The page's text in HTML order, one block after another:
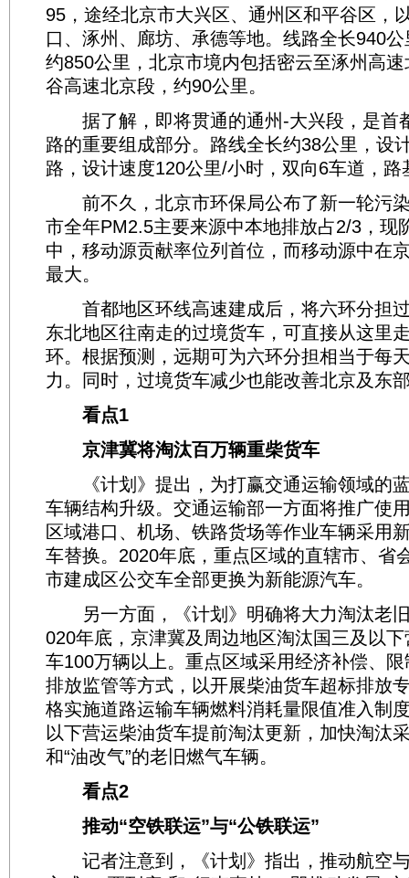
95，途经北京市大兴区、通州区和平谷区，
口、涿州、廊坊、承德等地。线路全长940
约850公里，北京市境内包括密云至涿州高
谷高速北京段，约90公里。
据了解，即将贯通的通州-大兴段，是首
路的重要组成部分。路线全长约38公里，设
路，设计速度120公里/小时，双向6车道，路
前不久，北京市环保局公布了新一轮污
市全年PM2.5主要来源中本地排放占2/3，现
中，移动源贡献率位列首位，而移动源中在
最大。
首都地区环线高速建成后，将六环分担
东北地区往南走的过境货车，可直接从这里
环。根据预测，远期可为六环分担相当于每
力。同时，过境货车减少也能改善北京及东
看点1
京津冀将淘汰百万辆重柴货车
《计划》提出，为打赢交通运输领域的
车辆结构升级。交通运输部一方面将推广使
区域港口、机场、铁路货场等作业车辆采用
车替换。2020年底，重点区域的直辖市、省
市建成区公交车全部更换为新能源汽车。
另一方面，《计划》明确将大力淘汰老
020年底，京津冀及周边地区淘汰国三及以
车100万辆以上。重点区域采用经济补偿、
排放监管等方式，以开展柴油货车超标排放
格实施道路运输车辆燃料消耗量限值准入制
以下营运柴油货车提前淘汰更新，加快淘汰
和“油改气”的老旧燃气车辆。
看点2
推动“空铁联运”与“公铁联运”
记者注意到，《计划》指出，推动航空